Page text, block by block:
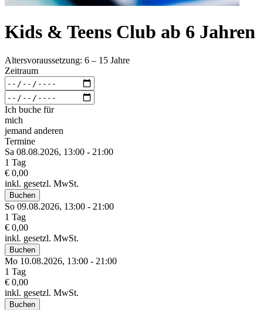
Kids & Teens Club ab 6 Jahren
Altersvoraussetzung: 6 – 15 Jahre
Zeitraum
Ich buche für
mich
jemand anderen
Termine
Sa 08.08.2026, 13:00 - 21:00
1 Tag
€ 0,00
inkl. gesetzl. MwSt.
Buchen
So 09.08.2026, 13:00 - 21:00
1 Tag
€ 0,00
inkl. gesetzl. MwSt.
Buchen
Mo 10.08.2026, 13:00 - 21:00
1 Tag
€ 0,00
inkl. gesetzl. MwSt.
Buchen